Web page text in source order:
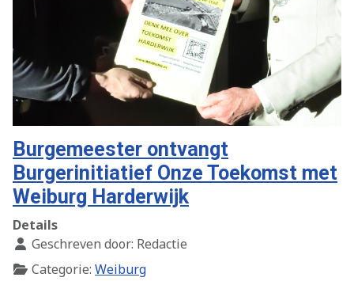
Burgemeester ontvangt
Burgerinitiatief Onze Toekomst met
Weiburg Harderwijk
Details
Geschreven door: Redactie
Categorie: Weiburg